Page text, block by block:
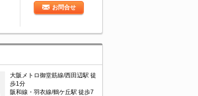
お問合せ
大阪メトロ御堂筋線/西田辺駅 徒
歩1分
阪和線・羽衣線/鶴ケ丘駅 徒歩7